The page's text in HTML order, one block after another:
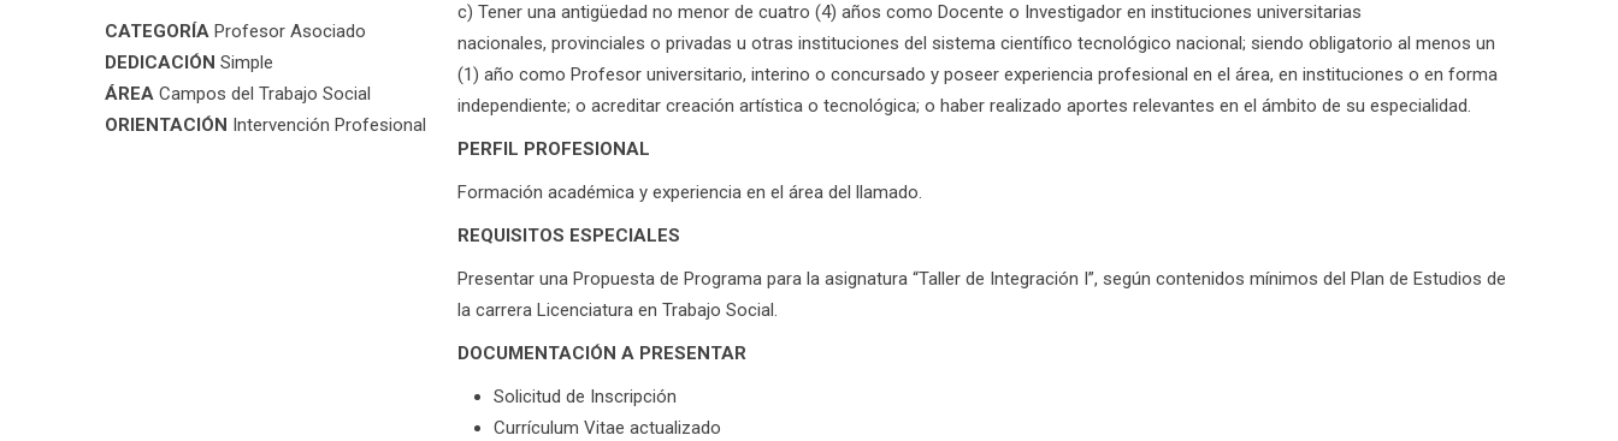
CATEGORÍA Profesor Asociado
DEDICACIÓN Simple
ÁREA Campos del Trabajo Social
ORIENTACIÓN Intervención Profesional
c) Tener una antigüedad no menor de cuatro (4) años como Docente o Investigador en instituciones universitarias
nacionales, provinciales o privadas u otras instituciones del sistema científico tecnológico nacional; siendo obligatorio al menos un
(1) año como Profesor universitario, interino o concursado y poseer experiencia profesional en el área, en instituciones o en forma
independiente; o acreditar creación artística o tecnológica; o haber realizado aportes relevantes en el ámbito de su especialidad.
PERFIL PROFESIONAL
Formación académica y experiencia en el área del llamado.
REQUISITOS ESPECIALES
Presentar una Propuesta de Programa para la asignatura “Taller de Integración I”, según contenidos mínimos del Plan de Estudios de
la carrera Licenciatura en Trabajo Social.
DOCUMENTACIÓN A PRESENTAR
Solicitud de Inscripción
Currículum Vitae actualizado